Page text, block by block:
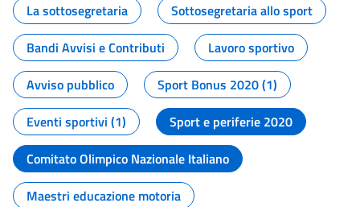
La sottosegretaria
Sottosegretaria allo sport
Bandi Avvisi e Contributi
Lavoro sportivo
Avviso pubblico
Sport Bonus 2020 (1)
Eventi sportivi (1)
Sport e periferie 2020
Comitato Olimpico Nazionale Italiano
Maestri educazione motoria